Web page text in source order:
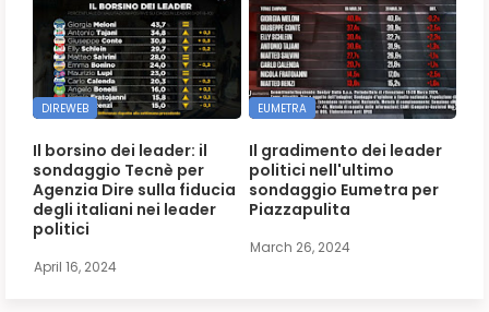
DIREWEB
Il borsino dei leader: il
sondaggio Tecnè per
Agenzia Dire sulla fiducia
degli italiani nei leader
politici
April 16, 2024
EUMETRA
Il gradimento dei leader
politici nell'ultimo
sondaggio Eumetra per
Piazzapulita
March 26, 2024